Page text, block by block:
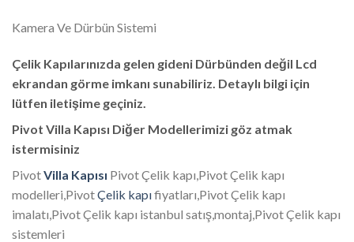
Kamera Ve Dürbün Sistemi
Çelik Kapılarınızda gelen gideni Dürbünden değil Lcd
ekrandan görme imkanı sunabiliriz. Detaylı bilgi için
lütfen iletişime geçiniz.
Pivot Villa Kapısı Diğer Modellerimizi göz atmak
istermisiniz
PivotVilla Kapısı Pivot Çelik kapı,Pivot Çelik kapı
modelleri,PivotÇelik kapıfiyatları,Pivot Çelik kapı
imalatı,Pivot Çelik kapı istanbul satış,montaj,Pivot Çelik kapı
sistemleri